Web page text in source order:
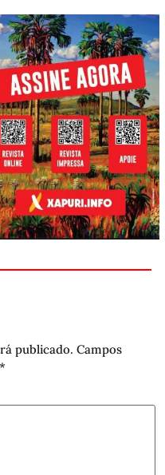
publicado. Campos
*